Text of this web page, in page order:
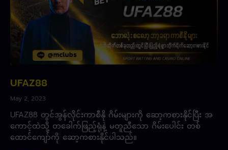
UFAZ88
May 2, 2023
UFAZ88 တွင်အွန်လိုင်းကာစီနို ဂိမ်းများကို ဆော့ကစားနိုင်ပြီး အ
ကောင့်ထဲသို့ တခေါက်ဖြည့်ရုံနဲ့ မတူညီသော ဂိမ်းပေါင်း တစ်
ထောင်ကျော်ကို ဆော့ကစားနိုင်ပါသည်။